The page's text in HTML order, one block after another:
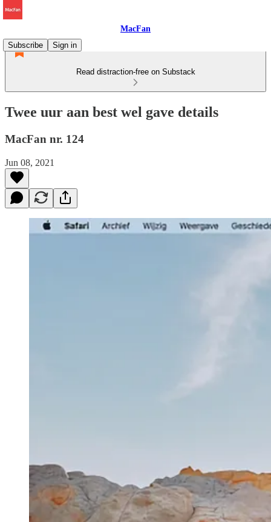
MacFan
Subscribe
Sign in
Read distraction-free on Substack
Twee uur aan best wel gave details
MacFan nr. 124
Jun 08, 2021